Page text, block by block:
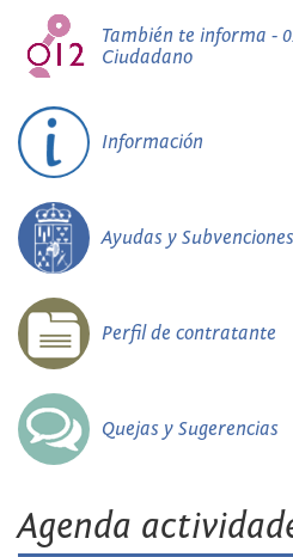
También te informa -
Ciudadano
Información
Ayudas y Subvenciones
Perfil de contratante
Quejas y Sugerencias
Agenda